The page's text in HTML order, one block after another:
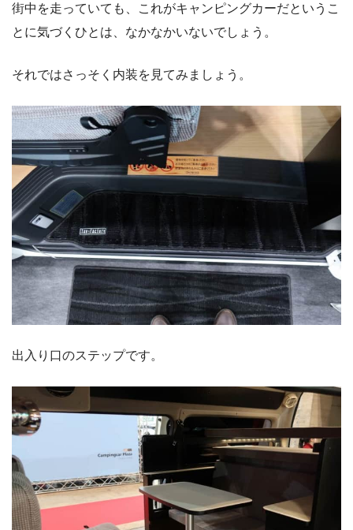
街中を走っていても、これがキャンピングカーだというこ
とに気づくひとは、なかなかいないでしょう。
それではさっそく内装を見てみましょう。
出入り口のステップです。